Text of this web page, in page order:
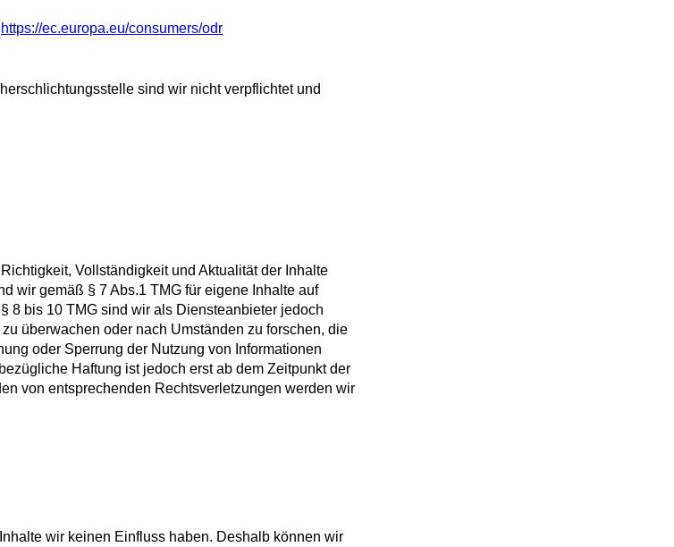
https://ec.europa.eu/consumers/odr
sind wir nicht verpflichtet und
Vollständigkeit und Aktualität der Inhalte
wir gemäß § 7 Abs.1 TMG für eigene Inhalte auf
8 bis 10 TMG sind wir als Diensteanbieter jedoch
überwachen oder nach Umständen zu forschen, die
oder Sperrung der Nutzung von Informationen
Haftung ist jedoch erst ab dem Zeitpunkt der
von entsprechenden Rechtsverletzungen werden wir
wir keinen Einfluss haben. Deshalb können wir